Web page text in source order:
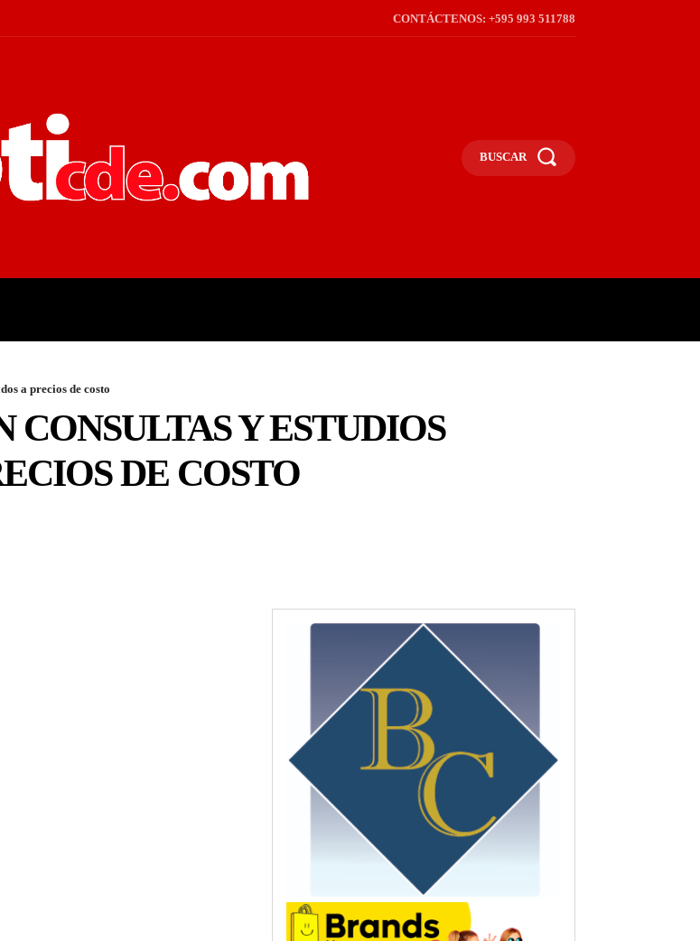
CONTÁCTENOS: +595 993 511788
BUSCAR
a precios de costo
Y ESTUDIOS
DE COSTO